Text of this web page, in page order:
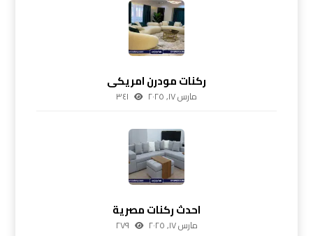
ركنات مودرن امريكى
مارس ١٧, ٢٠٢٥ ٣٤١
احدث ركنات مصرية
مارس ١٧, ٢٠٢٥ ٢٧٩